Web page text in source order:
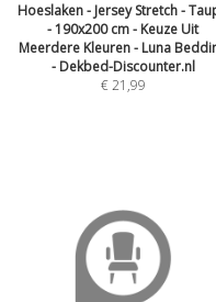
Hoeslaken - Jersey Stretch -
- 190x200 cm - Keuze Uit
Meerdere Kleuren - Luna
- Dekbed-Discounter.nl
€21,99